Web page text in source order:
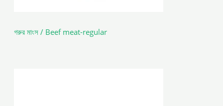
গরুর মাংস / Beef meat-regular